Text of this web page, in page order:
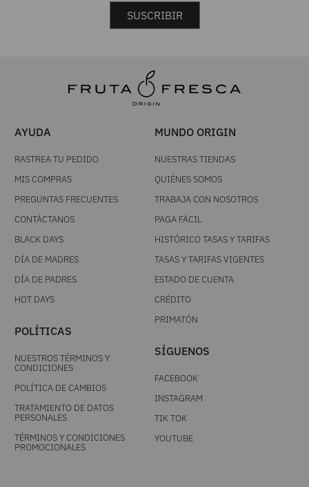
SUSCRIBIR
AYUDA
RASTREA TU PEDIDO
MIS COMPRAS
PREGUNTAS FRECUENTES
CONTÁCTANOS
BLACK DAYS
DÍA DE MADRES
DÍA DE PADRES
HOT DAYS
POLÍTICAS
NUESTROS TÉRMINOS Y
CONDICIONES
POLÍTICA DE CAMBIOS
TRATAMIENTO DE DATOS
PERSONALES
TÉRMINOS Y CONDICIONES
PROMOCIONALES
MUNDO ORIGIN
NUESTRAS TIENDAS
QUIÉNES SOMOS
TRABAJA CON NOSOTROS
PAGA FÁCIL
HISTÓRICO TASAS Y TARIFAS
TASAS Y TARIFAS VIGENTES
ESTADO DE CUENTA
CRÉDITO
PRIMATÓN
SÍGUENOS
FACEBOOK
INSTAGRAM
TIK TOK
YOUTUBE